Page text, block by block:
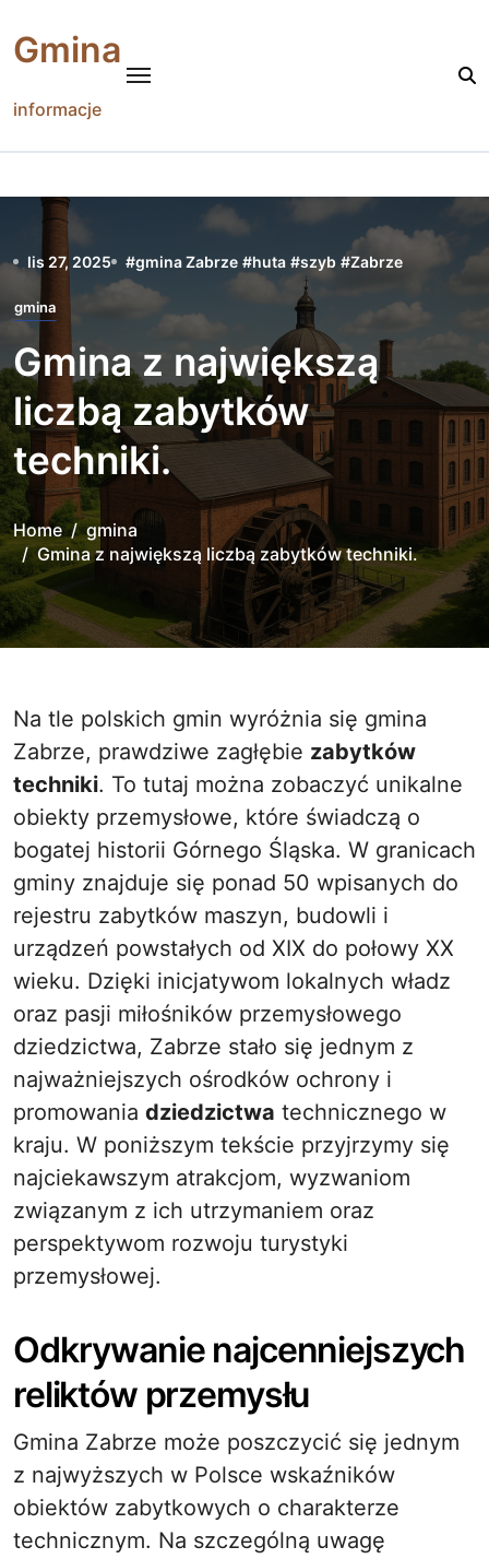
content
Gmina
informacje
lis 27, 2025 #gmina Zabrze #huta #szyb #Zabrze
gmina
Gmina z największą
liczbą zabytków
techniki.
Home
gmina
Gmina z największą liczbą zabytków techniki.
Na tle polskich gmin wyróżnia się gmina
Zabrze, prawdziwe zagłębie zabytków
techniki. To tutaj można zobaczyć unikalne
obiekty przemysłowe, które świadczą o
bogatej historii Górnego Śląska. W granicach
gminy znajduje się ponad 50 wpisanych do
rejestru zabytków maszyn, budowli i
urządzeń powstałych od XIX do połowy XX
wieku. Dzięki inicjatywom lokalnych władz
oraz pasji miłośników przemysłowego
dziedzictwa, Zabrze stało się jednym z
najważniejszych ośrodków ochrony i
promowania dziedzictwa technicznego w
kraju. W poniższym tekście przyjrzymy się
najciekawszym atrakcjom, wyzwaniom
związanym z ich utrzymaniem oraz
perspektywom rozwoju turystyki
przemysłowej.
Odkrywanie najcenniejszych
reliktów przemysłu
Gmina Zabrze może poszczycić się jednym
z najwyższych w Polsce wskaźników
obiektów zabytkowych o charakterze
technicznym. Na szczególną uwagę